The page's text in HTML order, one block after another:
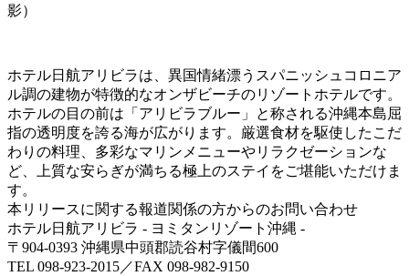
影）
ホテル日航アリビラは、異国情緒漂うスパニッシュコロニア
ル調の建物が特徴的なオンザビーチのリゾートホテルです。
ホテルの目の前は「アリビラブルー」と称される沖縄本島屈
指の透明度を誇る海が広がります。厳選食材を駆使したこだ
わりの料理、多彩なマリンメニューやリラクゼーションな
ど、上質な安らぎが満ちる極上のステイをご堪能いただけま
す。
本リリースに関する報道関係の方からのお問い合わせ
ホテル日航アリビラ - ヨミタンリゾート沖縄 -
〒904-0393 沖縄県中頭郡読谷村字儀間600
TEL 098-923-2015／FAX 098-982-9150